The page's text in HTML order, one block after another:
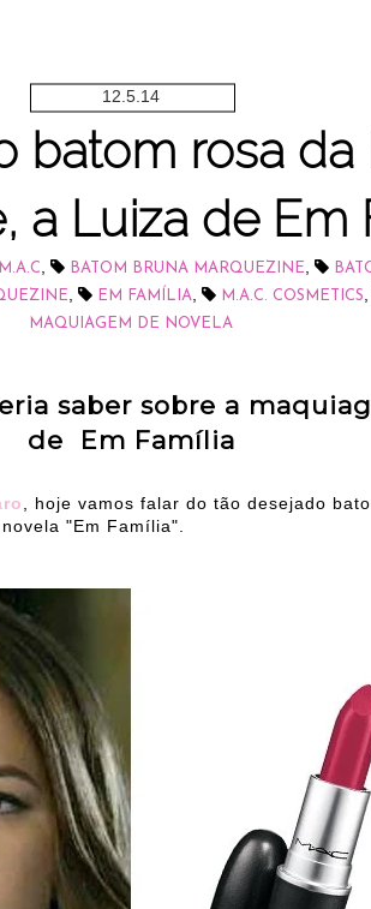
12.5.14
batom rosa da
a Luiza de Em
BATOM BRUNA MARQUEZINE
EM FAMÍLIA M.A.C. COSMETICS
MAQUIAGEM DE NOVELA
saber sobre a
de Em Família
, hoje vamos falar do tão desejado
"Em Família".